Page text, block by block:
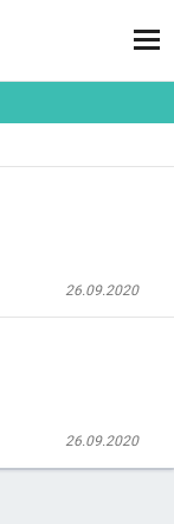

26.09.2020
26.09.2020